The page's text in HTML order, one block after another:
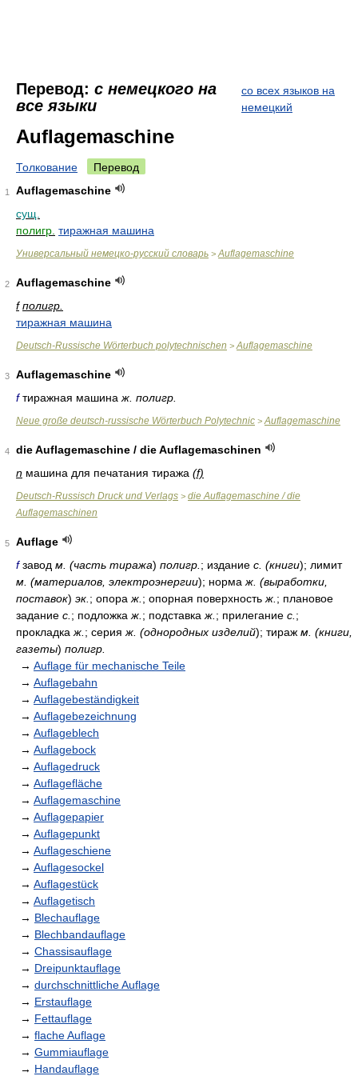
Перевод: с немецкого на
все языки
со всех языков на
немецкий
Auflagemaschine
Толкование Перевод
1
Auflagemaschine
сущ.
полигр. тиражная машина
Универсальный немецко-русский словарь > Auflagemaschine
2
Auflagemaschine
f полигр.
тиражная машина
Deutsch-Russische Wörterbuch polytechnischen > Auflagemaschine
3
Auflagemaschine
fтиражная машина ж. полигр.
Neue große deutsch-russische Wörterbuch Polytechnic > Auflagemaschine
4
die Auflagemaschine / die Auflagemaschinen
n машина для печатания тиража (f)
Deutsch-Russisch Druck und Verlags > die Auflagemaschine / die
Auflagemaschinen
5
Auflage
fзавод м. (часть тиража) полигр. ; издание с. (книги); лимит
м. (материалов, электроэнергии); норма ж. (выработки,
поставок) эк. ; опора ж. ; опорная поверхность ж. ; плановое
задание с. ; подложка ж. ; подставка ж. ; прилегание с. ;
прокладка ж. ; серия ж. (однородных изделий); тираж м. (книги,
газеты) полигр.
→ Auflage für mechanische Teile
→ Auflagebahn
→ Auflagebeständigkeit
→ Auflagebezeichnung
→ Auflageblech
→ Auflagebock
→ Auflagedruck
→ Auflagefläche
→ Auflagemaschine
→ Auflagepapier
→ Auflagepunkt
→ Auflageschiene
→ Auflagesockel
→ Auflagestück
→ Auflagetisch
→ Blechauflage
→ Blechbandauflage
→ Chassisauflage
→ Dreipunktauflage
→ durchschnittliche Auflage
→ Erstauflage
→ Fettauflage
→ flache Auflage
→ Gummiauflage
→ Handauflage